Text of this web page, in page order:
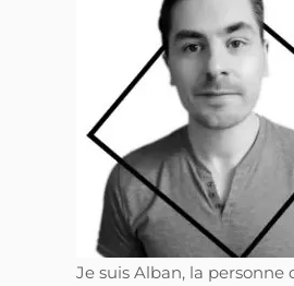
Je suis Alban, la personne